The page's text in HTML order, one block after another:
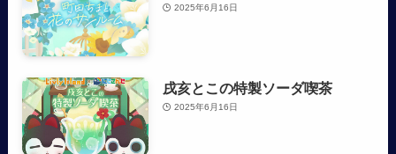
2025年6月16日
戌亥とこの特製ソーダ喫茶
2025年6月16日